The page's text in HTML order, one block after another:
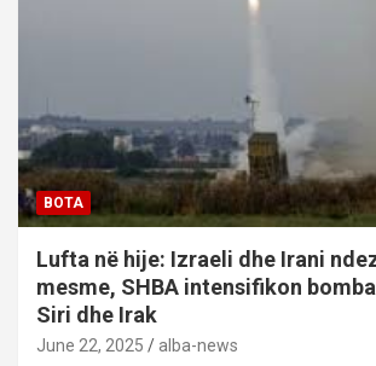
BOTA
Lufta në hije: Izraeli dhe Irani
mesme, SHBA intensifikon
Siri dhe Irak
June 22, 2025 alba-news